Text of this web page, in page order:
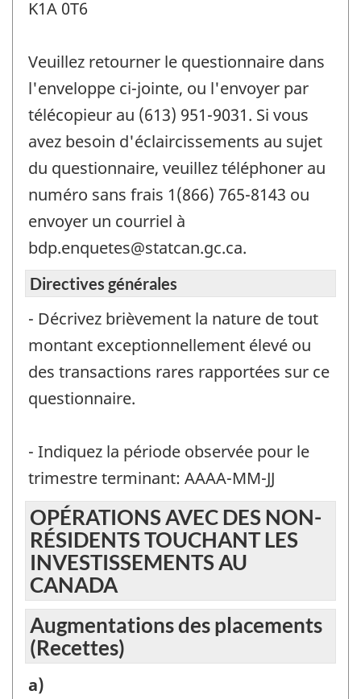
K1A 0T6
Veuillez retourner le questionnaire dans
l'enveloppe ci-jointe, ou l'envoyer par
télécopieur au (613) 951-9031. Si vous
avez besoin d'éclaircissements au sujet
du questionnaire, veuillez téléphoner au
numéro sans frais 1(866) 765-8143 ou
envoyer un courriel à
bdp.enquetes@statcan.gc.ca.
Directives générales
- Décrivez brièvement la nature de tout
montant exceptionnellement élevé ou
des transactions rares rapportées sur ce
questionnaire.
- Indiquez la période observée pour le
trimestre terminant: AAAA-MM-JJ
OPÉRATIONS AVEC DES NON-
RÉSIDENTS TOUCHANT LES
INVESTISSEMENTS AU
CANADA
Augmentations des placements
(Recettes)
Augmentations
a)